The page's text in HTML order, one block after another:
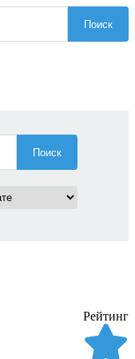
Поиск
Поиск
Рейтинг